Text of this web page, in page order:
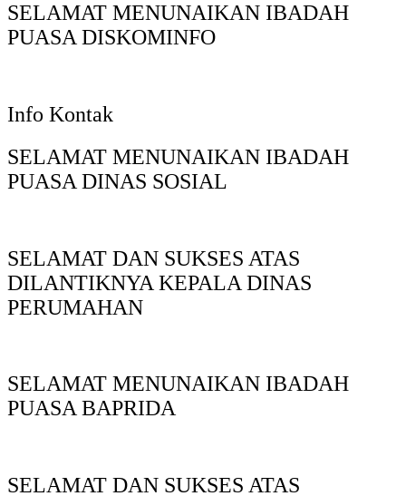
SELAMAT MENUNAIKAN IBADAH
PUASA DISKOMINFO
Info Kontak
SELAMAT MENUNAIKAN IBADAH
PUASA DINAS SOSIAL
SELAMAT DAN SUKSES ATAS
DILANTIKNYA KEPALA DINAS
PERUMAHAN
SELAMAT MENUNAIKAN IBADAH
PUASA BAPRIDA
SELAMAT DAN SUKSES ATAS